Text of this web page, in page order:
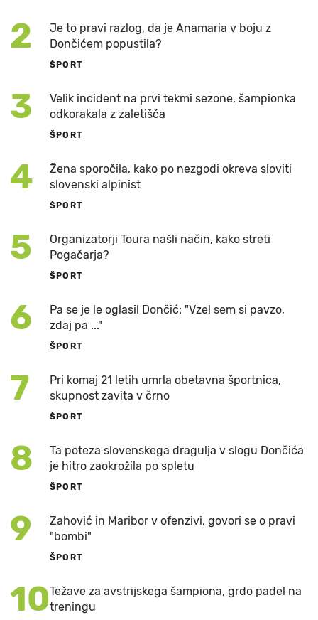
2
Je to pravi razlog, da je Anamaria v boju z
Dončićem popustila?
ŠPORT
3
Velik incident na prvi tekmi sezone, šampionka
odkorakala z zaletišča
ŠPORT
4
Žena sporočila, kako po nezgodi okreva sloviti
slovenski alpinist
ŠPORT
5
Organizatorji Toura našli način, kako streti
Pogačarja?
ŠPORT
6
Pa se je le oglasil Dončić: "Vzel sem si pavzo,
zdaj pa ..."
ŠPORT
7
Pri komaj 21 letih umrla obetavna športnica,
skupnost zavita v črno
ŠPORT
8
Ta poteza slovenskega dragulja v slogu Dončića
je hitro zaokrožila po spletu
ŠPORT
9
Zahović in Maribor v ofenzivi, govori se o pravi
"bombi"
ŠPORT
10Težave za avstrijskega šampiona, grdo padel na
treningu